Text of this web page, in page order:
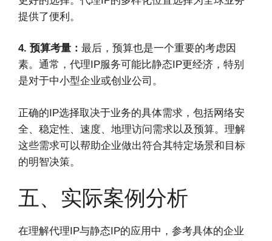
提供了便利。
4. 预算考量： 最后，预算也是一个重要的考虑因
素。通常，代理IP服务可能比静态IP更经济，特别
是对于中小型企业或创业公司。
正确的IP选择取决于业务的具体需求，包括网络安
全、稳定性、速度、地理访问需求以及预算。理解
这些需求可以帮助企业做出符合其特定场景和目标
的明智决策。
五、实际案例分析
在理解代理IP与静态IP的应用中，参考具体的企业